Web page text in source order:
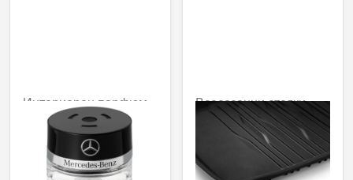
Интериорен парфюм
№ 6 Mood Mimosa
92,02 € /
179,97 лв.
Всесезонни стелки
Dynamic Lines, задни,
комплект от 2
70,58 € /